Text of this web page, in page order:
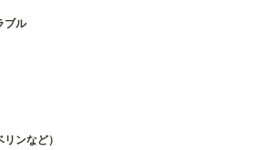
ブル
ンなど）